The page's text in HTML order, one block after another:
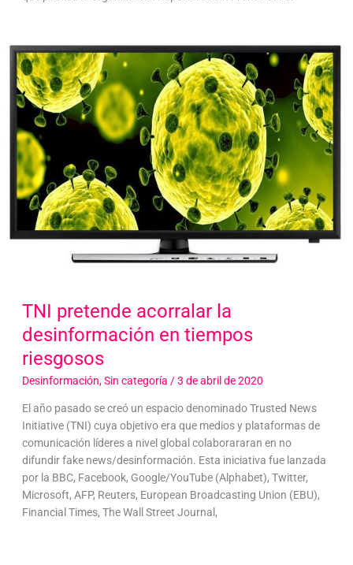
TNI pretende acorralar la
desinformación en tiempos
riesgosos
Desinformación,Sin categoría /3 de abril de 2020
El año pasado se creó un espacio denominado Trusted News
Initiative (TNI) cuya objetivo era que medios y plataformas de
comunicación líderes a nivel global colaborararan en no
difundir fake news/desinformación. Esta iniciativa fue lanzada
por la BBC, Facebook, Google/YouTube (Alphabet), Twitter,
Microsoft, AFP, Reuters, European Broadcasting Union (EBU),
Financial Times, The Wall Street Journal,